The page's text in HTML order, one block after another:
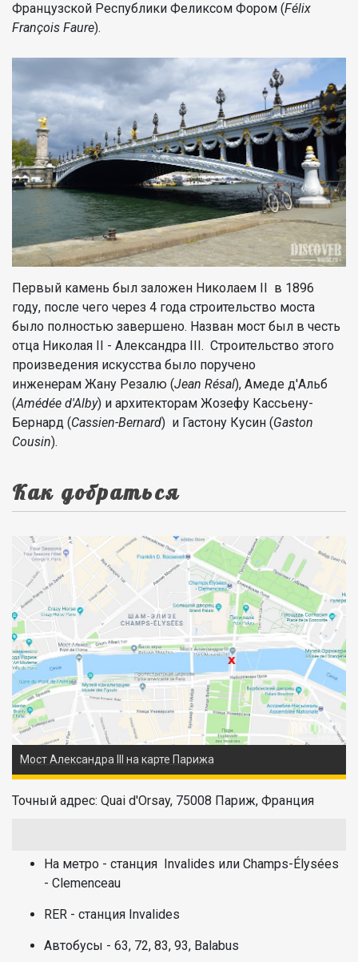
Французской Республики Феликсом Фором (Félix
François Faure).
Первый камень был заложен Николаем II в 1896
году, после чего через 4 года строительство моста
было полностью завершено. Назван мост был в честь
отца Николая II - Александра III. Строительство этого
произведения искусства было поручено
инженерам Жану Резалю (Jean Résal), Амеде д'Альб
(Amédée d'Alby) и архитекторам Жозефу Кассьену-
Бернард (Cassien-Bernard) и Гастону Кусин (Gaston
Cousin).
Как добраться
Мост Александра III на карте Парижа
Точный адрес: Quai d'Orsay, 75008 Париж, Франция
На метро - станция Invalides или Champs-Élysées
- Clemenceau
RER - станция Invalides
Автобусы - 63, 72, 83, 93, Balabus